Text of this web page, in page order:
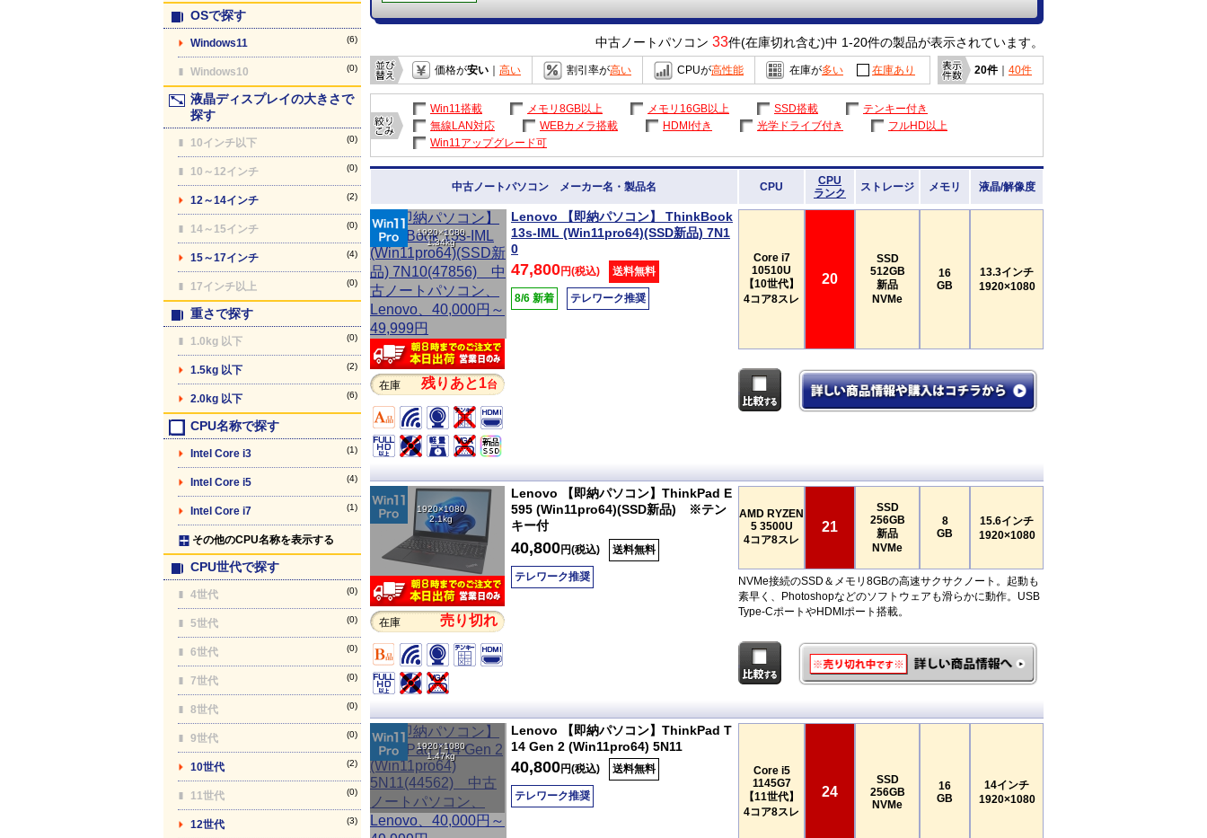
OSで探す
Windows11 (6)
Windows10 (0)
液晶ディスプレイの大きさで
探す
10インチ以下 (0)
10～12インチ (0)
12～14インチ (2)
14～15インチ (0)
15～17インチ (4)
17インチ以上 (0)
重さで探す
1.0kg 以下 (0)
1.5kg 以下 (2)
2.0kg 以下 (6)
CPU名称で探す
Intel Core i3 (1)
Intel Core i5 (4)
Intel Core i7 (1)
その他のCPU名称を表示する
CPU世代で探す
4世代 (0)
5世代 (0)
6世代 (0)
7世代 (0)
8世代 (0)
9世代 (0)
10世代 (2)
11世代 (0)
12世代 (3)
中古ノートパソコン 33件(在庫切れ含む)中 1-20件の製品が表示されています。
価格が安い 高い 割引率が高い CPUが高性能 在庫が多い 在庫あり 20件｜ 40件
Win11搭載 メモリ8GB以上 メモリ16GB以上 SSD搭載
テンキー付き
無線LAN対応
WEBカメラ搭載 HDMI付き 光学ドライブ付き
フルHD以上
Win11アップグレード可
中古ノートパソコン メーカー名・製品名 CPU
CPU
ランク
ストレージ メモリ 液晶/解像度
1920×1080
1.34kg
在庫 残りあと1台
Lenovo 【即納パソコン】 ThinkBook
13s-IML (Win11pro64)(SSD新品) 7N1
0
47,800円(税込) 送料無料
8/6 新着 テレワーク推奨
Core i7
10510U
【10世代】
4コア8スレ
20
SSD
512GB
新品
NVMe
16
GB
13.3インチ
1920×1080
1920×1080
2.1kg
在庫 売り切れ
Lenovo 【即納パソコン】ThinkPad E
595 (Win11pro64)(SSD新品) ※テン
キー付
40,800円(税込) 送料無料
テレワーク推奨
AMD RYZEN
5 3500U
4コア8スレ
21
SSD
256GB
新品
NVMe
8
GB
15.6インチ
1920×1080
NVMe接続のSSD＆メモリ8GBの高速サクサクノート。起動も
素早く、Photoshopなどのソフトウェアも滑らかに動作。USB
Type-CポートやHDMIポート搭載。
1920×1080
1.47kg
Lenovo 【即納パソコン】ThinkPad T
14 Gen 2 (Win11pro64) 5N11
40,800円(税込) 送料無料
テレワーク推奨
Core i5
1145G7
【11世代】
4コア8スレ
24
SSD
256GB
NVMe
16
GB
14インチ
1920×1080